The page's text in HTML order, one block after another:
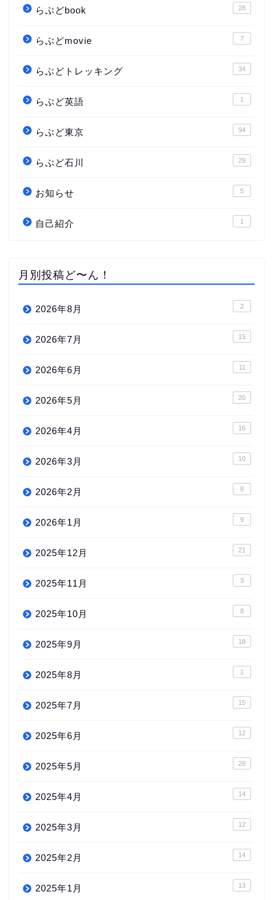
らぶどbook 28
らぶどmovie 7
らぶどトレッキング 34
らぶど英語 1
らぶど東京 94
らぶど石川 29
お知らせ 5
自己紹介 1
月別投稿ど〜ん！
2026年8月 2
2026年7月 15
2026年6月 11
2026年5月 20
2026年4月 16
2026年3月 10
2026年2月 8
2026年1月 9
2025年12月 21
2025年11月 3
2025年10月 8
2025年9月 18
2025年8月 1
2025年7月 15
2025年6月 12
2025年5月 28
2025年4月 14
2025年3月 12
2025年2月 14
2025年1月 13